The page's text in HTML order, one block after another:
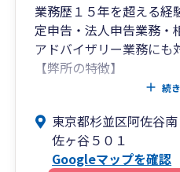
業務歴１５年を超える経
定申告・法人申告業務・
アドバイザリー業務にも
【弊所の特徴】
① 各種税務（個人・法
② ご相談への迅速かつ
③ お客様の立場に立っ
対応
続
東京都杉並区阿佐谷
佐ヶ谷５０１
Googleマップを確認